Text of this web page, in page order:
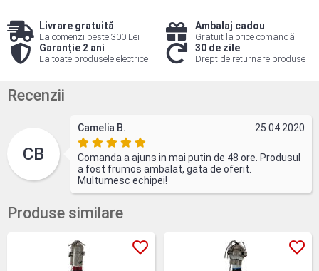
Livrare gratuită
La comenzi peste 300 Lei
Ambalaj cadou
Gratuit la orice comandă
Garanție 2 ani
La toate produsele electrice
30 de zile
Drept de returnare produse
Recenzii
CB
Camelia B. 25.04.2020
Comanda a ajuns in mai putin de 48 ore. Produsul
a fost frumos ambalat, gata de oferit.
Multumesc echipei!
Produse similare